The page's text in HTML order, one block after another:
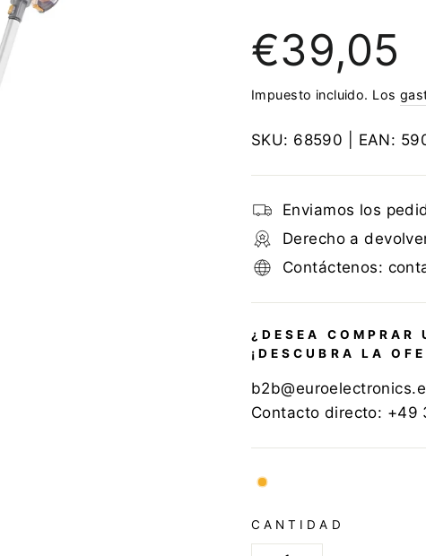
regular
€39,05
Impuesto incluido. Los
SKU: 68590 | EAN:
Enviamos los
Derecho a
Contáctenos:
¿DESEA COMPRAR
¡DESCUBRA LA
Contacto directo: +49
CANTIDAD